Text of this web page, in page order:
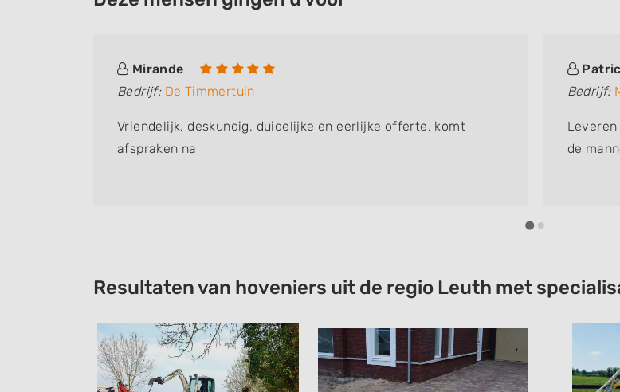
Mirande
Bedrijf: De Timmertuin
Vriendelijk, deskundig, duidelijke en eerlijke offerte, komt
afspraken na
Bedrijf:
de
Resultaten van hoveniers uit de regio Leuth met